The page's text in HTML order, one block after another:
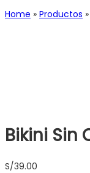
Home » Productos »
Bikini Sin
S/39.00